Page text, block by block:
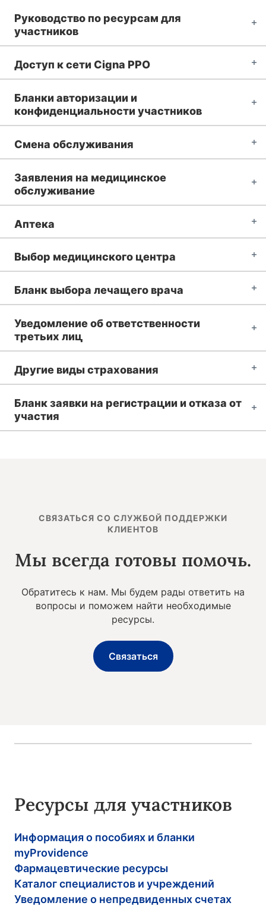
Руководство по ресурсам для
участников
Доступ к сети Cigna PPO
Бланки авторизации и
конфиденциальности участников
Смена обслуживания
Заявления на медицинское
обслуживание
Аптека
Выбор медицинского центра
Бланк выбора лечащего врача
Уведомление об ответственности
третьих лиц
Другие виды страхования
Бланк заявки на регистрации и отказа от
участия
СВЯЗАТЬСЯ СО СЛУЖБОЙ ПОДДЕРЖКИ
КЛИЕНТОВ
Мы всегда готовы помочь.
Обратитесь к нам. Мы будем рады ответить на
вопросы и поможем найти необходимые
ресурсы.
Связаться
Ресурсы для участников
Информация о пособиях и бланки
myProvidence
Фармацевтические ресурсы
Каталог специалистов и учреждений
Уведомление о непредвиденных счетах